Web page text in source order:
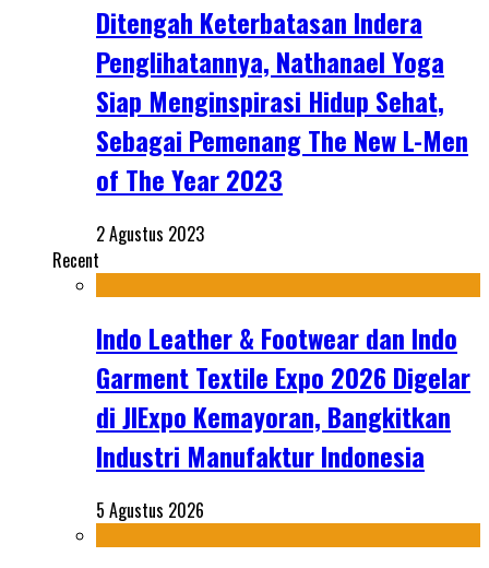
Ditengah Keterbatasan Indera
Penglihatannya, Nathanael Yoga
Siap Menginspirasi Hidup Sehat,
Sebagai Pemenang The New L-Men
of The Year 2023
2 Agustus 2023
Recent
Indo Leather & Footwear dan Indo
Garment Textile Expo 2026 Digelar
di JIExpo Kemayoran, Bangkitkan
Industri Manufaktur Indonesia
5 Agustus 2026